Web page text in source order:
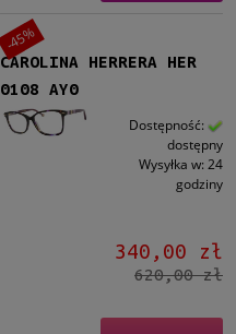
CAROLINA HERRERA HER
0108 AY0
Dostępność:
dostępny
Wysyłka w: 24
godziny
340,00 zł
620,00 zł
-45%